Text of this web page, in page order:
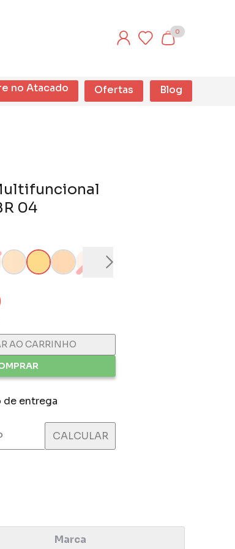
0
no Atacado Ofertas Blog
04
AO CARRINHO
de entrega
Marca